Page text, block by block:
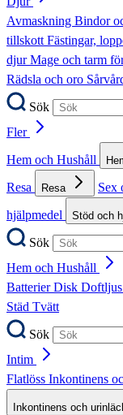
Avmaskning Bindor
tillskottFästingar,
djurMage och tarm
Rädsla och oro
Sök
Fler
Hem och Hushåll
Resa
Resa Sex
hjälpmedel
Stöd och
Sök
Hem och Hushåll
BatterierDisk
Städ Tvätt
Sök
Intim
Flatlöss Inkontinens
Inkontinens och